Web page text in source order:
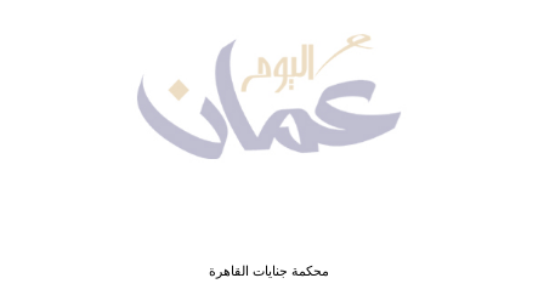
محكمة جنايات القاهرة